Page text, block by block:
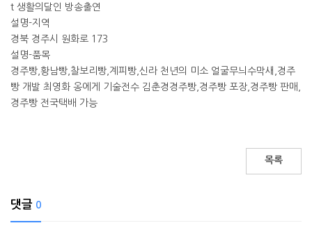
t 생활의달인 방송출연
설명-지역
경북 경주시 원화로 173
설명-품목
경주빵,황남빵,찰보리빵,계피빵,신라 천년의 미소 얼굴무늬수막새,경주
빵 개발 최영화 옹에게 기술전수 김춘경경주빵,경주빵 포장,경주빵 판매,
경주빵 전국택배 가능
목록
댓글 0